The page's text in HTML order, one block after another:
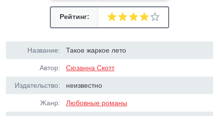
Рейтинг:
Название: Такое жаркое лето
Автор: Сюзанна Скотт
Издательство: неизвестно
Жанр: Любовные романы